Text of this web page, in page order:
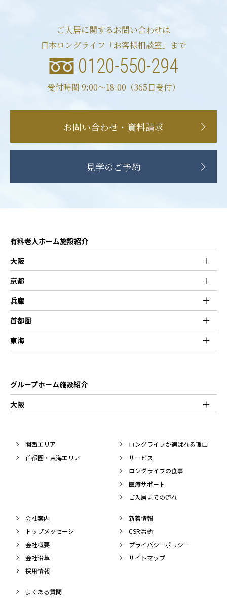
ご入居に関するお問い合わせは
日本ロングライフ「お客様相談室」まで
0120-550-294
受付時間 9:00〜18:00（365日受付）
お問い合わせ・資料請求
見学のご予約
有料老人ホーム施設紹介
大阪
京都
兵庫
首都圏
東海
グループホーム施設紹介
大阪
関西エリア
首都圏・東海エリア
ロングライフが選ばれる理由
サービス
ロングライフの食事
医療サポート
ご入居までの流れ
会社案内
トップメッセージ
会社概要
会社沿革
採用情報
新着情報
CSR活動
プライバシーポリシー
サイトマップ
よくある質問